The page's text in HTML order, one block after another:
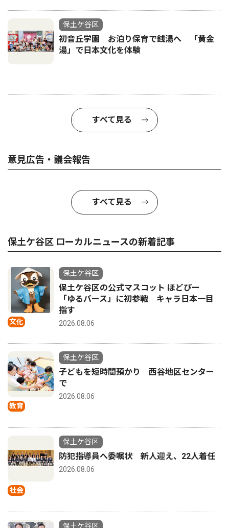
保土ケ谷区
初音丘学園 お泊り保育で銭湯へ 「黄金
湯」で日本文化を体験
すべて見る
意見広告・議会報告
すべて見る
保土ケ谷区 ローカルニュースの新着記事
文化
保土ケ谷区
保土ケ谷区の公式マスコット ほどぴー
「ゆるバース」に初参戦 キャラ日本一目
指す
2026.08.06
教育
保土ケ谷区
子どもを短時間預かり 西谷地区センター
で
2026.08.06
社会
保土ケ谷区
防犯指導員へ委嘱状 新人迎え、22人着任
2026.08.06
保土ケ谷区